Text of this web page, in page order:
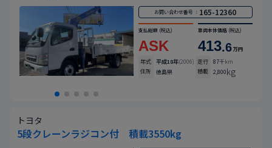
お問い合わせ番号 ： 165-12360
支払総額 (税込)
ASK
車両本体価格 (税込)
413.6万円
年式 平成18年(2006) 走行 87千km
積載
2,800kg
住所 徳島県
トヨタ
5段クレーンラジコン付 積載3550kg